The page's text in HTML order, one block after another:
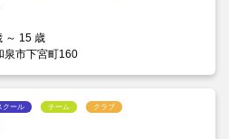
～ 15 歳
泉市下宮町160
クール チーム クラブ